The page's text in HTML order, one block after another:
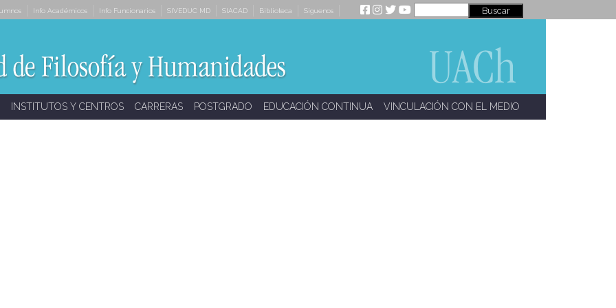
Info Académicos Info Funcionarios SIVEDUC MD SIACAD Biblioteca Síguenos
INSTITUTOS Y CENTROS CARRERAS POSTGRADO EDUCACIÓN CONTINUA VINCULACIÓN CON EL MEDIO